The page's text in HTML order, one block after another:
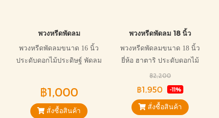
พวงหรีดพัดลม
พวงหรีดพัดลมขนาด 16 นิ้ว
ประดับดอกไม้ประดิษฐ์ พัดลม
ประกันสินค้า
฿1,000
สั่งซื้อสินค้า
พวงหรีดพัดลม 18 นิ้ว
พวงหรีดพัดลมขนาด 18 นิ้ว
ยี่ห้อ ฮาตาริ ประดับดอกไม้
ประดิษฐ์ พัดลมสามารถปรับ
ระดับได้ 4 ระดับ
฿2,200
฿1,950 -11%
สั่งซื้อสินค้า